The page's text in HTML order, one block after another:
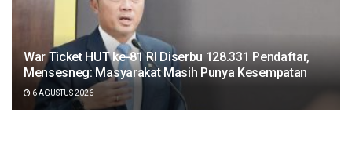
War Ticket HUT ke-81 RI Diserbu 128.331 Pendaftar,
Mensesneg: Masyarakat Masih Punya Kesempatan
6 AGUSTUS 2026